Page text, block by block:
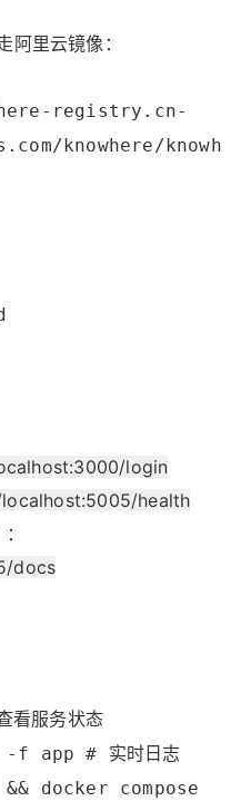
阿里云镜像：
registry.cn-
knowhere/knowh
login
health
docs
服务状态
f app # 实时日志
docker compose